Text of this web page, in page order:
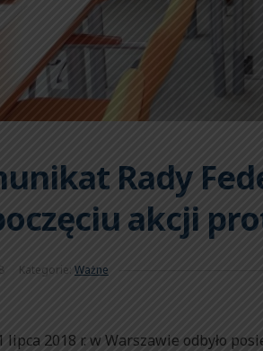
Rady
akcji
Kategorie: Ważne
lipca 2018 r. w Warszawie odbyło